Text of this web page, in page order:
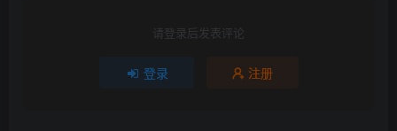
请登录后发表评论
登录 注册